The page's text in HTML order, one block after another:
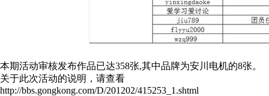
本期活动审核发布作品已达358张,其中品牌为安川电机的8张。
关于此次活动的说明，请查看
http://bbs.gongkong.com/D/201202/415253_1.shtml